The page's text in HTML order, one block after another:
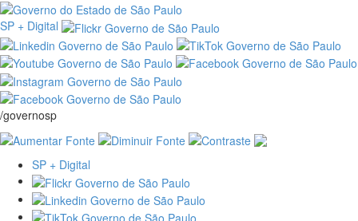
SP + Digital
/governosp
SP + Digital